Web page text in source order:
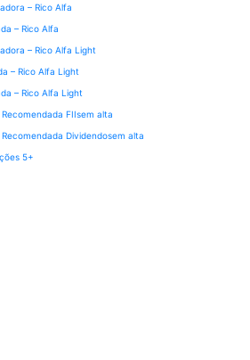
– Rico Alfa
– Rico Alfa
– Rico Alfa Light
– Rico Alfa Light
– Rico Alfa Light
FIIsem alta
Dividendosem alta
5+